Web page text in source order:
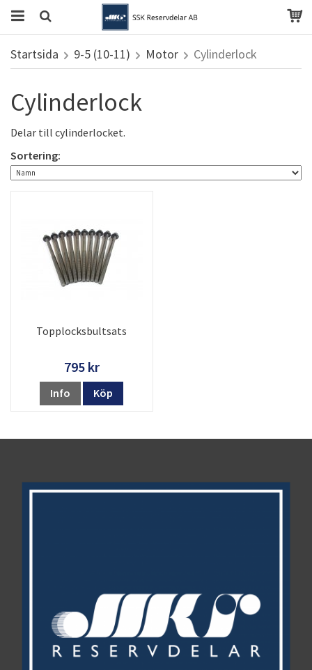
Startsida 9-5 (10-11) Motor Cylinderlock
Cylinderlock
Delar till cylinderlocket.
Sortering:
Topplocksbultsats
795 kr
Info Köp